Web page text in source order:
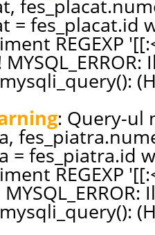
= fes_placat.id
REGEXP
: Query-ul
= fes_piatra.id
REGEXP